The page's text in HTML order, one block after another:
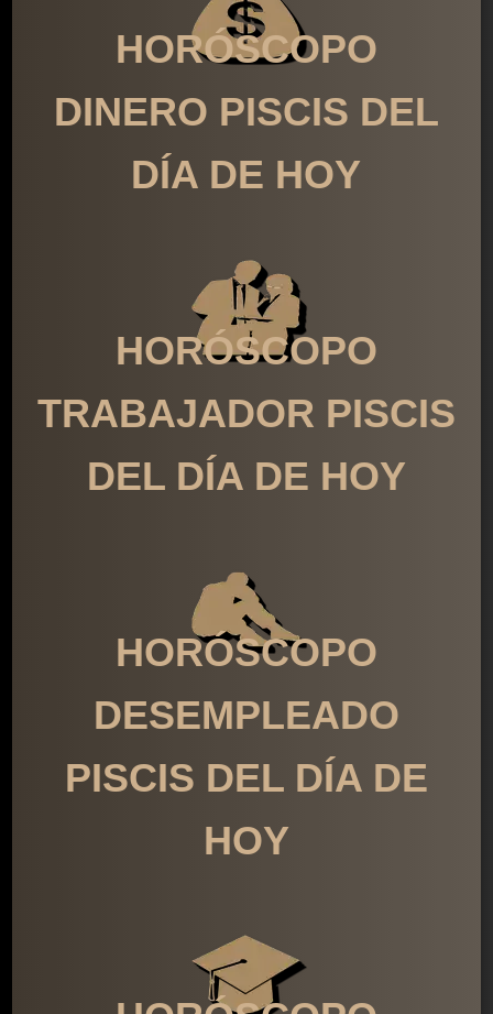
HORÓSCOPO
DINERO PISCIS DEL
DÍA DE HOY
HORÓSCOPO
TRABAJADOR PISCIS
DEL DÍA DE HOY
HORÓSCOPO
DESEMPLEADO
PISCIS DEL DÍA DE
HOY